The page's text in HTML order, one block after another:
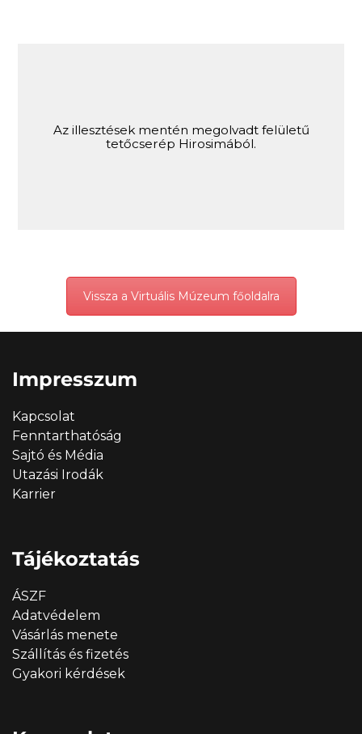
Az illesztések mentén megolvadt felületű
tetőcserép Hirosimából.
Vissza a Virtuális Múzeum főoldalra
Impresszum
Kapcsolat
Fenntarthatóság
Sajtó és Média
Utazási Irodák
Karrier
Tájékoztatás
ÁSZF
Adatvédelem
Vásárlás menete
Szállítás és fizetés
Gyakori kérdések